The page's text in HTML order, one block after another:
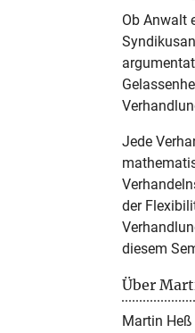
Ob Anwalt
Jede
der
diesem
Über
Martin